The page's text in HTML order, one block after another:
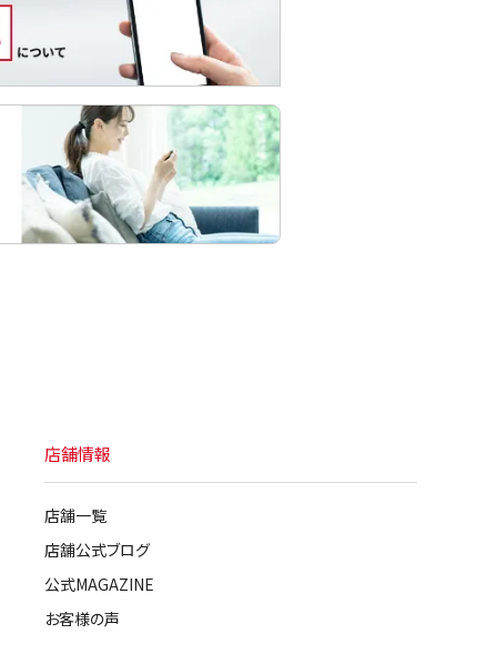
店舗情報
店舗一覧
店舗公式ブログ
公式MAGAZINE
お客様の声